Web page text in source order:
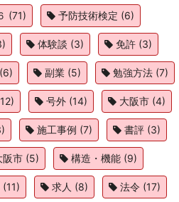
(71) 予防技術検定 (6)
体験談 (3) 免許(3)
(6) 副業(5) 勉強方法(7)
号外(14) 大阪市(4)
施工事例 (7) 書評 (3)
阪市(5) 構造・機能(9)
(11) 求人 (8) 法令 (17)